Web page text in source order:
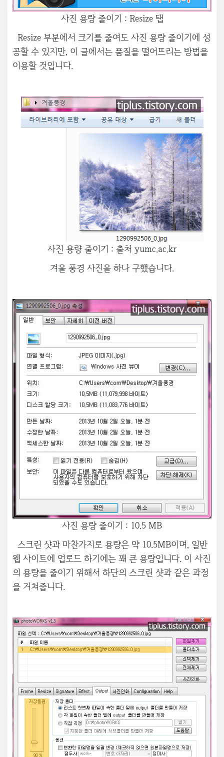
사진 용량 줄이기 : Resize 탭
Resize 부분에서 크기를 줄여도 사진 용량 줄이기에 성
공할 수 있지만, 이 글에서는 품질을 떨어뜨리는 방법을
이용할 것입니다.
사진 용량 줄이기 : 출처 yumc.ac.kr
겨울 풍경 사진을 하나 구했습니다.
사진 용량 줄이기 : 10.5 MB
스크린 샷과 마찬가지로 용량은 약 10.5MB이며, 일반
웹 사이트에 업로드 하기에는 꽤 큰 용량입니다. 이 사진
의 용량을 줄이기 위해서 하단의 스크린 샷과 같은 과정
을 거쳐줍니다.